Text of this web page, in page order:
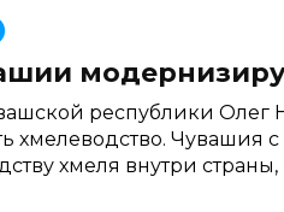
республики Олег
хмелеводство. Чувашия
хмеля внутри